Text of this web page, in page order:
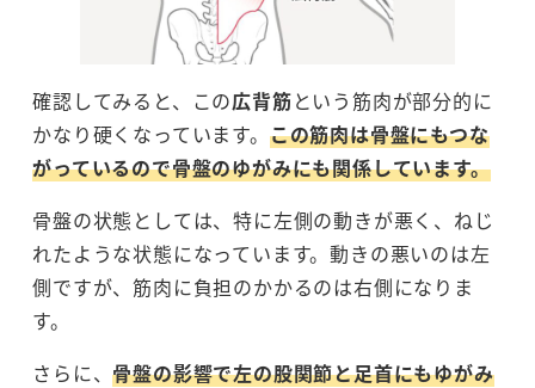
確認してみると、この広背筋という筋肉が部分的に
かなり硬くなっています。 この筋肉は骨盤にもつな
がっているので骨盤のゆがみにも関係しています。
骨盤の状態としては、特に左側の動きが悪く、ねじ
れたような状態になっています。動きの悪いのは左
側ですが、筋肉に負担のかかるのは右側になりま
す。
さらに、骨盤の影響で左の股関節と足首にもゆがみ